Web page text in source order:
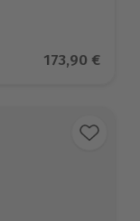
Aktueller
173,90 €